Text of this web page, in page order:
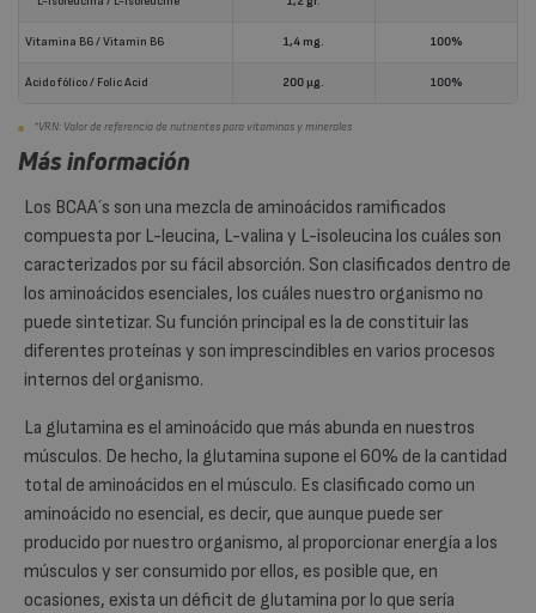
Vitamina B6 / Vitamin B6 1,4 mg. 100%
Ácido fólico / Folic Acid 200 µg. 100%
*VRN: Valor de referencia de nutrientes para vitaminas y minerales
Más información
Los BCAA´s son una mezcla de aminoácidos ramificados
compuesta por L-leucina, L-valina y L-isoleucina los cuáles son
caracterizados por su fácil absorción. Son clasificados dentro de
los aminoácidos esenciales, los cuáles nuestro organismo no
puede sintetizar. Su función principal es la de constituir las
diferentes proteínas y son imprescindibles en varios procesos
internos del organismo.
La glutamina es el aminoácido que más abunda en nuestros
músculos. De hecho, la glutamina supone el 60% de la cantidad
total de aminoácidos en el músculo. Es clasificado como un
aminoácido no esencial, es decir, que aunque puede ser
producido por nuestro organismo, al proporcionar energía a los
músculos y ser consumido por ellos, es posible que, en
ocasiones, exista un déficit de glutamina por lo que sería